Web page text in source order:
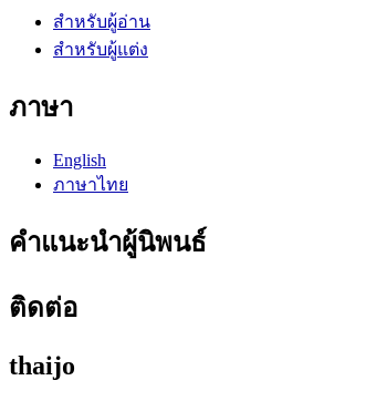
สำหรับผู้อ่าน
สำหรับผู้แต่ง
ภาษา
English
ภาษาไทย
คำแนะนำผู้นิพนธ์
ติดต่อ
thaijo